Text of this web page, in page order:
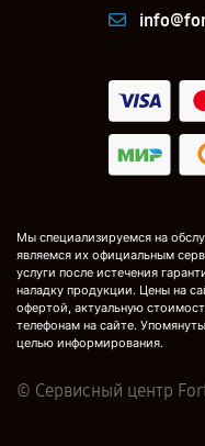
Мы специализируемся на
являемся их официальным
услуги после истечения
наладку продукции. Цены на
офертой, актуальную
телефонам на сайте.
целью информирования.
© Сервисный центр